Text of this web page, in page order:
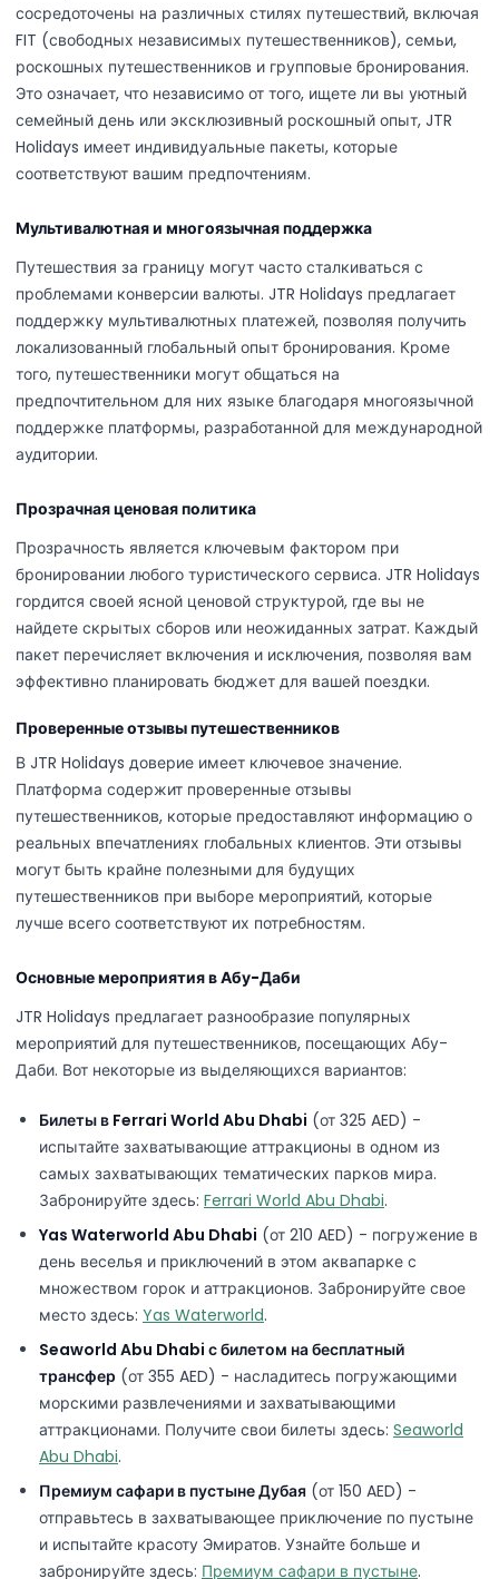
сосредоточены на различных стилях путешествий, включая
FIT (свободных независимых путешественников), семьи,
роскошных путешественников и групповые бронирования.
Это означает, что независимо от того, ищете ли вы уютный
семейный день или эксклюзивный роскошный опыт, JTR
Holidays имеет индивидуальные пакеты, которые
соответствуют вашим предпочтениям.
Мультивалютная и многоязычная поддержка
Путешествия за границу могут часто сталкиваться с
проблемами конверсии валюты. JTR Holidays предлагает
поддержку мультивалютных платежей, позволяя получить
локализованный глобальный опыт бронирования. Кроме
того, путешественники могут общаться на
предпочтительном для них языке благодаря многоязычной
поддержке платформы, разработанной для международной
аудитории.
Прозрачная ценовая политика
Прозрачность является ключевым фактором при
бронировании любого туристического сервиса. JTR Holidays
гордится своей ясной ценовой структурой, где вы не
найдете скрытых сборов или неожиданных затрат. Каждый
пакет перечисляет включения и исключения, позволяя вам
эффективно планировать бюджет для вашей поездки.
Проверенные отзывы путешественников
В JTR Holidays доверие имеет ключевое значение.
Платформа содержит проверенные отзывы
путешественников, которые предоставляют информацию о
реальных впечатлениях глобальных клиентов. Эти отзывы
могут быть крайне полезными для будущих
путешественников при выборе мероприятий, которые
лучше всего соответствуют их потребностям.
Основные мероприятия в Абу-Даби
JTR Holidays предлагает разнообразие популярных
мероприятий для путешественников, посещающих Абу-
Даби. Вот некоторые из выделяющихся вариантов:
Билеты в Ferrari World Abu Dhabi (от 325 AED) -
испытайте захватывающие аттракционы в одном из
самых захватывающих тематических парков мира.
Забронируйте здесь: Ferrari World Abu Dhabi.
Yas Waterworld Abu Dhabi (от 210 AED) - погружение в
день веселья и приключений в этом аквапарке с
множеством горок и аттракционов. Забронируйте свое
место здесь: Yas Waterworld.
Seaworld Abu Dhabi с билетом на бесплатный
трансфер (от 355 AED) - насладитесь погружающими
морскими развлечениями и захватывающими
аттракционами. Получите свои билеты здесь: Seaworld
Abu Dhabi.
Премиум сафари в пустыне Дубая (от 150 AED) -
отправьтесь в захватывающее приключение по пустыне
и испытайте красоту Эмиратов. Узнайте больше и
забронируйте здесь: Премиум сафари в пустыне.